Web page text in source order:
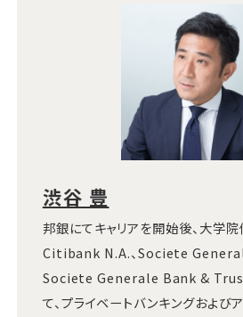
渋谷 豊
邦銀にてキャリアを開始後、大学
Citibank N.A.、Societe
Societe Generale Bank &
て、プライベートバンキングおよび